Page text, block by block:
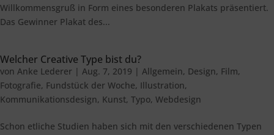
Willkommensgruß in Form eines besonderen Plakats präsentiert.
Das Gewinner Plakat des...
Welcher Creative Type bist du?
von Anke Lederer | Aug. 7, 2019 | Allgemein, Design, Film,
Fotografie, Fundstück der Woche, Illustration,
Kommunikationsdesign, Kunst, Typo, Webdesign
Schon etliche Studien haben sich mit den verschiedenen Typen